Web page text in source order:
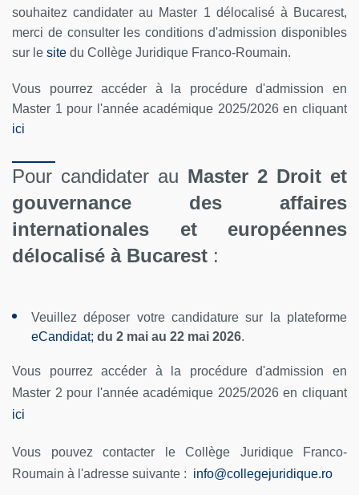
souhaitez candidater au Master 1 délocalisé à Bucarest,
merci de consulter les conditions d'admission disponibles
sur le site du Collège Juridique Franco-Roumain.
Vous pourrez accéder à la procédure d'admission en
Master 1 pour l'année académique 2025/2026 en cliquant
ici
Pour candidater au Master 2 Droit et
gouvernance des affaires
internationales et européennes
délocalisé à Bucarest :
Veuillez déposer votre candidature sur la plateforme
eCandidat; du 2 mai au 22 mai 2026.
Vous pourrez accéder à la procédure d'admission en
Master 2 pour l'année académique 2025/2026 en cliquant
ici
Vous pouvez contacter le Collège Juridique Franco-
Roumain à l'adresse suivante : info@collegejuridique.ro